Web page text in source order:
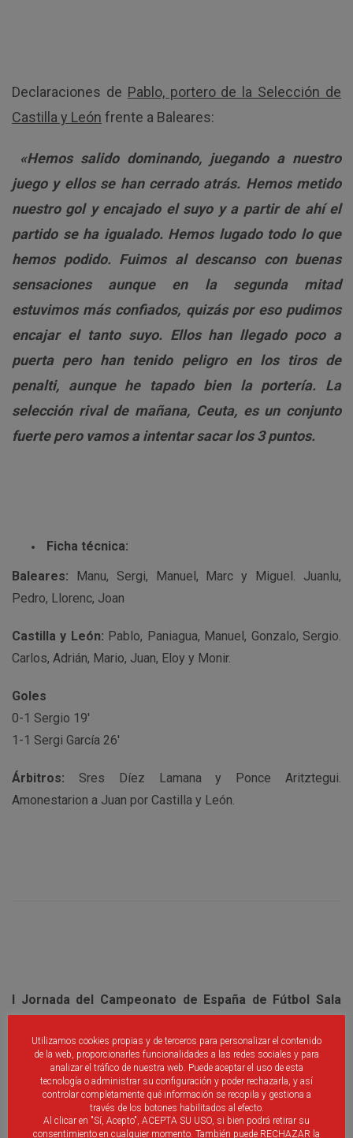
Declaraciones de Pablo, portero de la Selección de
Castilla y León frente a Baleares:
«Hemos salido dominando, juegando a nuestro
juego y ellos se han cerrado atrás. Hemos metido
nuestro gol y encajado el suyo y a partir de ahí el
partido se ha igualado. Hemos lugado todo lo que
hemos podido. Fuimos al descanso con buenas
sensaciones aunque en la segunda mitad
estuvimos más confiados, quizás por eso pudimos
encajar el tanto suyo. Ellos han llegado poco a
puerta pero han tenido peligro en los tiros de
penalti, aunque he tapado bien la portería. La
selección rival de mañana, Ceuta, es un conjunto
fuerte pero vamos a intentar sacar los 3 puntos.
Ficha técnica:
Baleares: Manu, Sergi, Manuel, Marc y Miguel. Juanlu,
Pedro, Llorenc, Joan
Castilla y León: Pablo, Paniagua, Manuel, Gonzalo, Sergio.
Carlos, Adrián, Mario, Juan, Eloy y Monir.
Goles
0-1 Sergio 19′
1-1 Sergi García 26′
Árbitros: Sres Díez Lamana y Ponce Aritztegui.
Amonestarion a Juan por Castilla y León.
I Jornada del Campeonato de España de Fútbol Sala
Con el caramelo en la boca. Así se ha quedado la Selección
de Castilla y León Sub16 tras, finalmente, perder el primero
Utilizamos cookies propias y de terceros para personalizar el contenido
de la web, proporcionarles funcionalidades a las redes sociales y para
analizar el tráfico de nuestra web. Puede aceptar el uso de esta
tecnología o administrar su configuración y poder rechazarla, y así
controlar completamente qué información se recopila y gestiona a
través de los botones habilitados al efecto.
Al clicar en "Sí, Acepto", ACEPTA SU USO, si bien podrá retirar su
consentimiento en cualquier momento. También puede RECHAZAR la